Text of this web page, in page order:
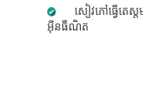
សៀវភៅធ្វើតេ
អ៊ីនធឺណិត